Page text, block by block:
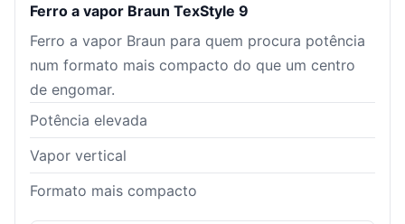
Ferro a vapor Braun TexStyle 9
Ferro a vapor Braun para quem procura potência
num formato mais compacto do que um centro
de engomar.
Potência elevada
Vapor vertical
Formato mais compacto